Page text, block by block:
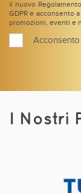
il nuovo
GDPR e acconsento
promozioni, eventi e
Acconsento
I Nostri